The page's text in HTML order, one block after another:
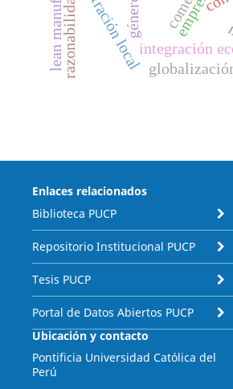
integración
género
razonabilidad
Enlaces relacionados
Biblioteca PUCP
Repositorio Institucional PUCP
Tesis PUCP
Portal de Datos Abiertos PUCP
Ubicación y contacto
Pontificia Universidad Católica del
Perú